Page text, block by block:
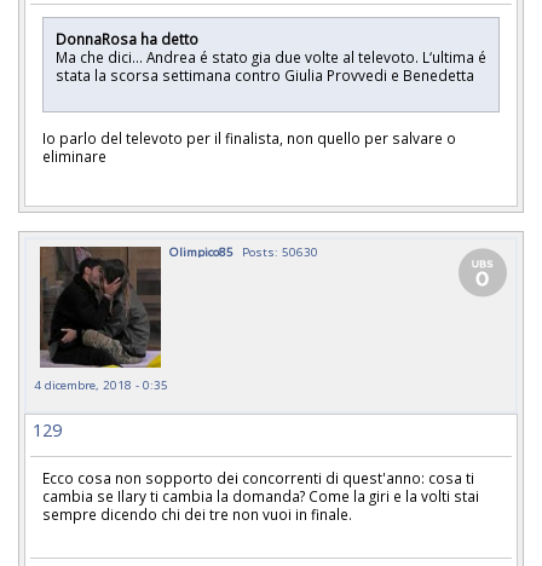
DonnaRosa ha detto
Ma che dici... Andrea é stato gia due volte al televoto. L‘ultima é
stata la scorsa settimana contro Giulia Provvedi e Benedetta
Io parlo del televoto per il finalista, non quello per salvare o
eliminare
Olimpico85 Posts: 50630
4 dicembre, 2018 - 0:35
129
Ecco cosa non sopporto dei concorrenti di quest'anno: cosa ti
cambia se Ilary ti cambia la domanda? Come la giri e la volti stai
sempre dicendo chi dei tre non vuoi in finale.